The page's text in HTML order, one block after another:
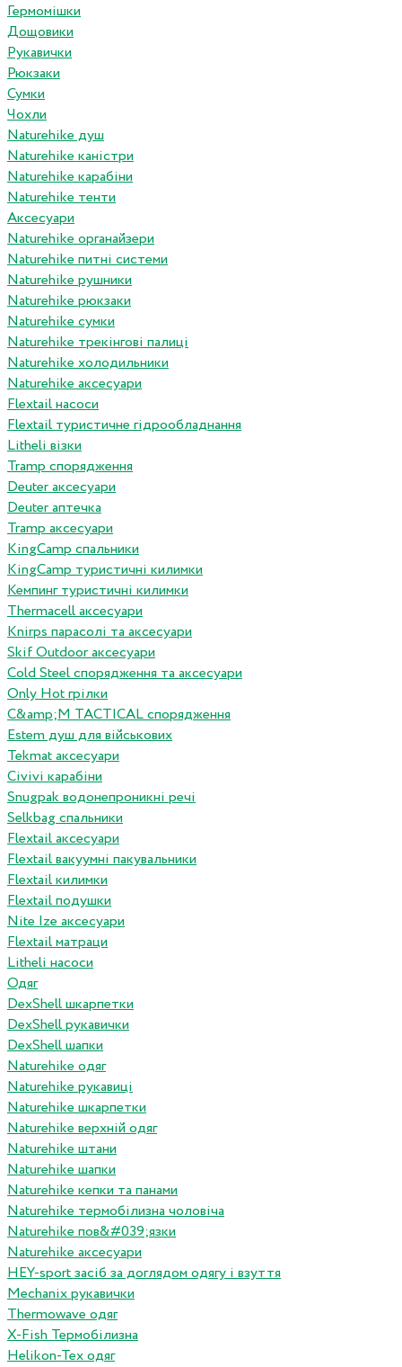
Гермомішки
Дощовики
Рукавички
Рюкзаки
Сумки
Чохли
Naturehike душ
Naturehike каністри
Naturehike карабіни
Naturehike тенти
Аксесуари
Naturehike органайзери
Naturehike питні системи
Naturehike рушники
Naturehike рюкзаки
Naturehike сумки
Naturehike трекінгові палиці
Naturehike холодильники
Naturehike аксесуари
Flextail насоси
Flextail туристичне гідрообладнання
Litheli візки
Tramp спорядження
Deuter аксесуари
Deuter аптечка
Tramp аксесуари
KingCamp спальники
KingCamp туристичні килимки
Кемпинг туристичні килимки
Thermacell аксесуари
Knirps парасолі та аксесуари
Skif Outdoor аксесуари
Cold Steel спорядження та аксесуари
Only Hot грілки
C&amp;M TACTICAL спорядження
Estem душ для військових
Tekmat аксесуари
Сivivi карабіни
Snugpak водонепроникні речі
Selkbag спальники
Flextail аксесуари
Flextail вакуумні пакувальники
Flextail килимки
Flextail подушки
Nite Ize аксесуари
Flextail матраци
Litheli насоси
Одяг
DexShell шкарпетки
DexShell рукавички
DexShell шапки
Naturehike одяг
Naturehike рукавиці
Naturehike шкарпетки
Naturehike верхній одяг
Naturehike штани
Naturehike шапки
Naturehike кепки та панами
Naturehike термобілизна чоловіча
Naturehike пов&#039;язки
Naturehike аксесуари
HEY-sport засіб за доглядом одягу і взуття
Mechanix рукавички
Thermowave одяг
X-Fish Термобілизна
Helikon-Tex одяг